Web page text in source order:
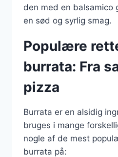
den med en balsamico
en sød og syrlig smag.
Populære
burrata: Fra
pizza
Burrata er en alsidig
bruges i mange
nogle af de mest
burrata på: